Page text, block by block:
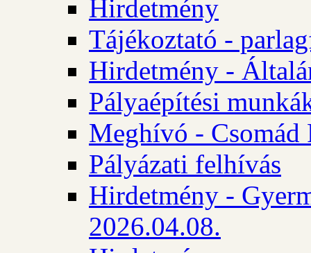
Hirdetmény
Tájékoztató -
Hirdetmény -
Pályaépítési
Meghívó - Csomád
Pályázati felhívás
Hirdetmény -
2026.04.08.